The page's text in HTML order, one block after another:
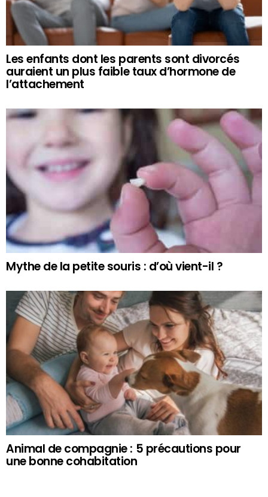
Les enfants dont les parents sont divorcés
auraient un plus faible taux d’hormone de
l’attachement
Mythe de la petite souris : d’où vient-il ?
Animal de compagnie : 5 précautions pour
une bonne cohabitation